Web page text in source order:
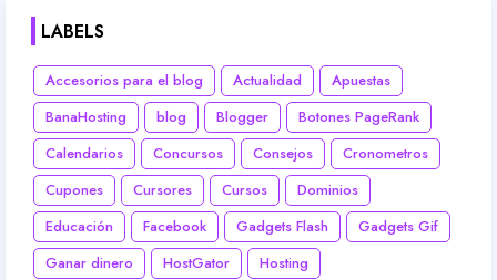
LABELS
Accesorios para el blog Actualidad
Apuestas
BanaHosting
blog Blogger
Botones PageRank
Calendarios
Concursos Consejos
Cronometros
Cupones
Cursores Cursos
Dominios
Educación
Facebook Gadgets Flash
Gadgets Gif
Ganar dinero
HostGator
Hosting